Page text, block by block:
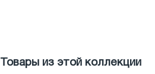
Товары из этой коллекции